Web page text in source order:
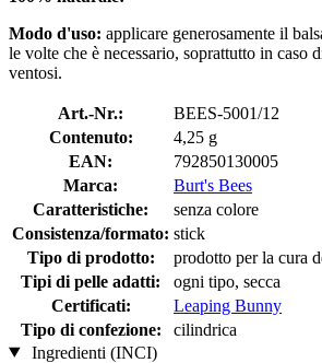
Modo d'uso: applicare generosamente il
le volte che è necessario, soprattutto in caso
ventosi.
Art.-Nr.:
BEES-5001/12
Contenuto:
4,25 g
EAN:
792850130005
Marca:
Burt's Bees
Caratteristiche:
senza colore
Consistenza/formato: stick
Tipo di prodotto:
prodotto per la cura
Tipi di pelle adatti:
ogni tipo, secca
Certificati:
Leaping Bunny
Tipo di confezione:
cilindrica
Ingredienti (INCI)